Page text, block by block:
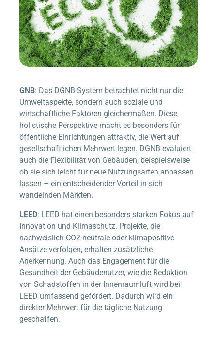
GNB: Das DGNB-System betrachtet nicht nur die
Umweltaspekte, sondern auch soziale und
wirtschaftliche Faktoren gleichermaßen. Diese
holistische Perspektive macht es besonders für
öffentliche Einrichtungen attraktiv, die Wert auf
gesellschaftlichen Mehrwert legen. DGNB evaluiert
auch die Flexibilität von Gebäuden, beispielsweise
ob sie sich leicht für neue Nutzungsarten anpassen
lassen – ein entscheidender Vorteil in sich
wandelnden Märkten.
LEED: LEED hat einen besonders starken Fokus auf
Innovation und Klimaschutz. Projekte, die
nachweislich CO2-neutrale oder klimapositive
Ansätze verfolgen, erhalten zusätzliche
Anerkennung. Auch das Engagement für die
Gesundheit der Gebäudenutzer, wie die Reduktion
von Schadstoffen in der Innenraumluft wird bei
LEED umfassend gefördert. Dadurch wird ein
direkter Mehrwert für die tägliche Nutzung
geschaffen.